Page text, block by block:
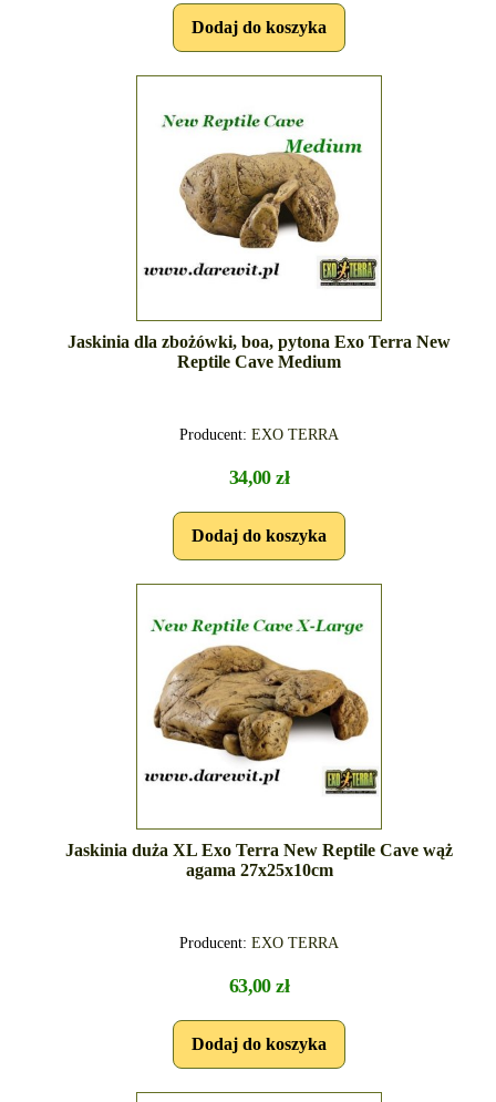
Jaskinia dla zbożówki, boa, pytona Exo Terra New
Reptile Cave Medium
Producent: EXO TERRA
34,00 zł
Jaskinia duża XL Exo Terra New Reptile Cave wąż
agama 27x25x10cm
Producent: EXO TERRA
63,00 zł